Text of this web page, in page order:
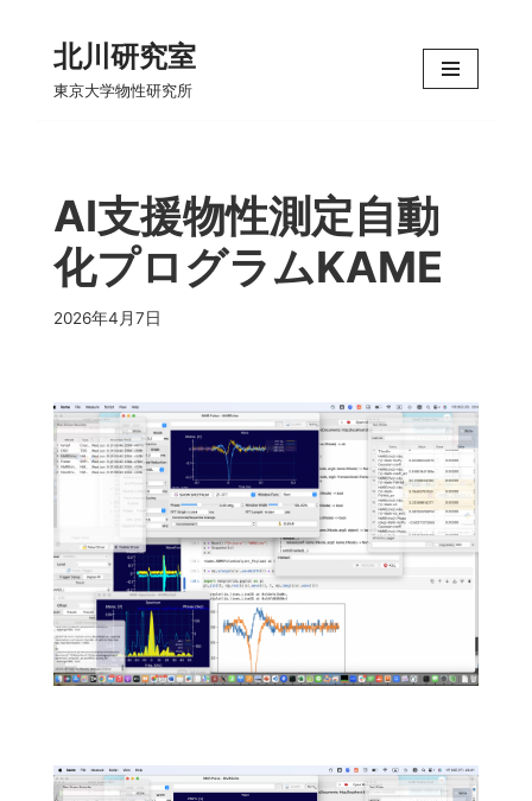
コ
ツ
へ
ス
キ
ッ
北川研究室
東京大学物性研究所
AI支援物性測定自動
化プログラムKAME
2026年4月7日